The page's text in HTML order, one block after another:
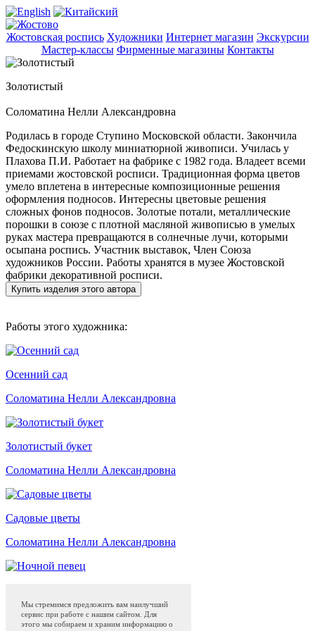
Жостовская роспись Художники Интернет магазин Экскурсии
Мастер-классы Фирменные магазины Контакты
Золотистый
Соломатина Нелли Александровна
Родилась в городе Ступино Московской области. Закончила
Федоскинскую школу миниатюрной живописи. Училась у
Плахова П.И. Работает на фабрике с 1982 года. Владеет всеми
приемами жостовской росписи. Традиционная форма цветов
умело вплетена в интересные композиционные решения
оформления подносов. Интересны цветовые решения
сложных фонов подносов. Золотые потали, металлические
порошки в союзе с плотной масляной живописью в умелых
руках мастера превращаются в солнечные лучи, которыми
осыпана роспись. Участник выставок, Член Союза
художников России. Работы хранятся в музее Жостовской
фабрики декоративной росписи.
Купить изделия этого автора
Работы этого художника:
Осенний сад
Соломатина Нелли Александровна
Золотистый букет
Соломатина Нелли Александровна
Садовые цветы
Соломатина Нелли Александровна
Соломатина Нелли Александровна
Мы стремимся предложить вам наилучший
сервис при работе с нашим сайтом. Для
этого мы собираем и храним информацию о